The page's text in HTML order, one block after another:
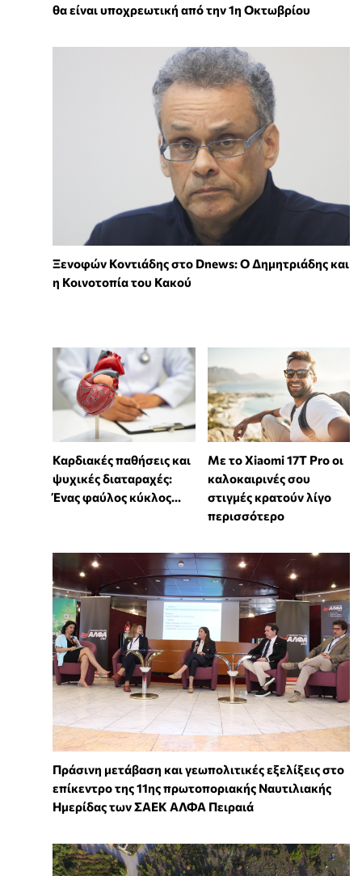
θα είναι υποχρεωτική από την 1η Οκτωβρίου
Ξενοφών Κοντιάδης στο Dnews: Ο Δημητριάδης και
η Κοινοτοπία του Κακού
Καρδιακές παθήσεις και
ψυχικές διαταραχές:
Ένας φαύλος κύκλος...
Με το Xiaomi 17T Pro οι
καλοκαιρινές σου
στιγμές κρατούν λίγο
περισσότερο
Πράσινη μετάβαση και γεωπολιτικές εξελίξεις στο
επίκεντρο της 11ης πρωτοποριακής Ναυτιλιακής
Ημερίδας των ΣΑΕΚ ΑΛΦΑ Πειραιά